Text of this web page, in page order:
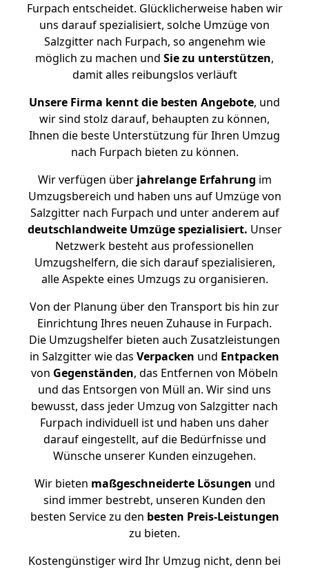
Furpach entscheidet. Glücklicherweise haben wir
uns darauf spezialisiert, solche Umzüge von
Salzgitter nach Furpach, so angenehm wie
möglich zu machen und Sie zu unterstützen,
damit alles reibungslos verläuft
Unsere Firma kennt die besten Angebote, und
wir sind stolz darauf, behaupten zu können,
Ihnen die beste Unterstützung für Ihren Umzug
nach Furpach bieten zu können.
Wir verfügen überjahrelange Erfahrung im
Umzugsbereich und haben uns auf Umzüge von
Salzgitter nach Furpach und unter anderem auf
deutschlandweite Umzüge spezialisiert. Unser
Netzwerk besteht aus professionellen
Umzugshelfern, die sich darauf spezialisieren,
alle Aspekte eines Umzugs zu organisieren.
Von der Planung über den Transport bis hin zur
Einrichtung Ihres neuen Zuhause in Furpach.
Die Umzugshelfer bieten auch Zusatzleistungen
in Salzgitter wie das Verpacken und Entpacken
von Gegenständen, das Entfernen von Möbeln
und das Entsorgen von Müll an. Wir sind uns
bewusst, dass jeder Umzug von Salzgitter nach
Furpach individuell ist und haben uns daher
darauf eingestellt, auf die Bedürfnisse und
Wünsche unserer Kunden einzugehen.
Wir bieten maßgeschneiderte Lösungen und
sind immer bestrebt, unseren Kunden den
besten Service zu den besten Preis-Leistungen
zu bieten.
Kostengünstiger wird Ihr Umzug nicht, denn bei